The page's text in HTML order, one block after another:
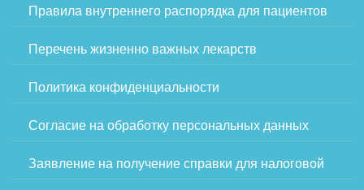
Правила внутреннего распорядка для пациентов
Перечень жизненно важных лекарств
Политика конфиденциальности
Согласие на обработку персональных данных
Заявление на получение справки для налоговой